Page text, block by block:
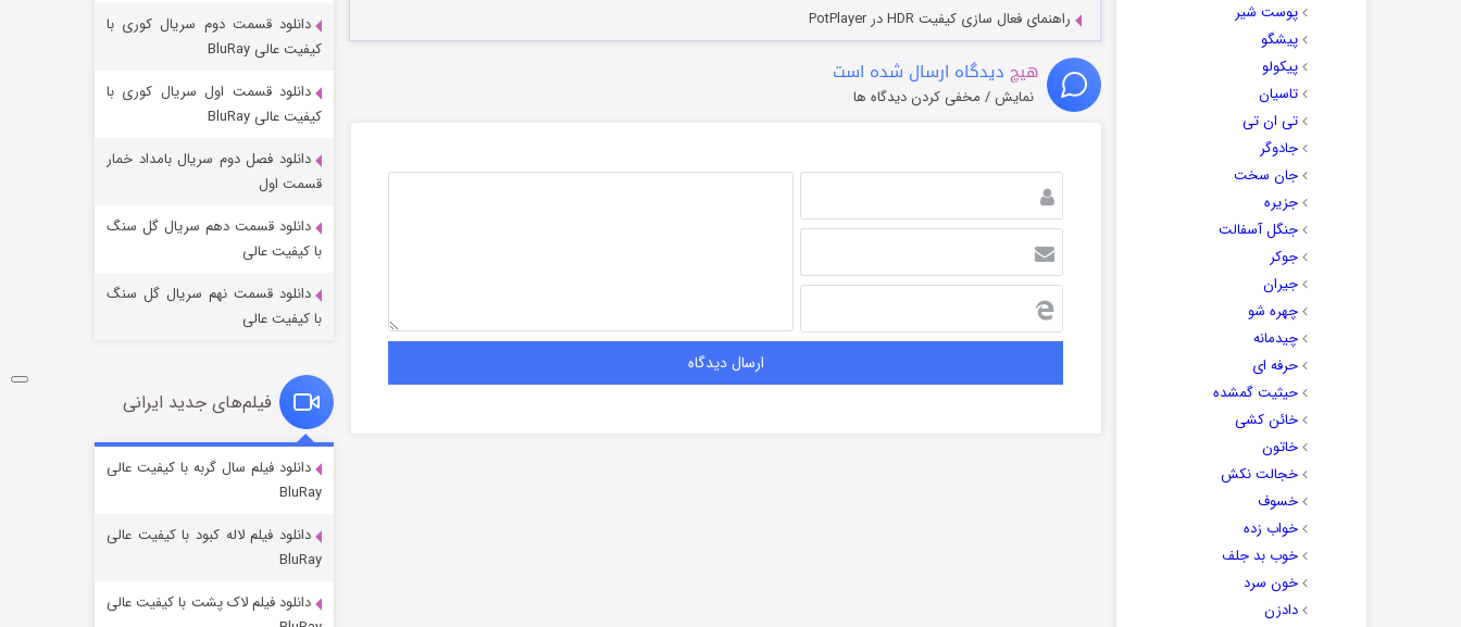
پوست شیر
پیشگو
پیکولو
تاسیان
تی ان تی
جادوگر
جان سخت
جزیره
جنگل آسفالت
جوکر
جیران
چهره شو
چیدمانه
حرفه ای
حیثیت گمشده
خائن کشی
خاتون
خجالت نکش
خسوف
خواب زده
خوب بد جلف
خون سرد
دادزن
راهنمای فعال سازی کیفیت HDR در PotPlayer
هیچ دیدگاه ارسال شده است
نمایش / مخفی کردن دیدگاه ها
شکست استوارت در نجات جهان
قسمت 7 (زیرنویس) منتشر شد
شوگر فصل ۲
قسمت
دانلود قسمت دوم سریال کوری با
کیفیت عالی BluRay
دانلود قسمت اول سریال کوری با
کیفیت عالی BluRay
دانلود فصل دوم سریال بامداد خمار
قسمت اول
دانلود قسمت دهم سریال گل سنگ
با کیفیت عالی
دانلود قسمت نهم سریال گل سنگ
با کیفیت عالی
فیلم‌های جدید ایرانی
دانلود فیلم سال گربه با کیفیت عالی
BluRay
دانلود فیلم لاله کبود با کیفیت عالی
BluRay
دانلود فیلم لاک پشت با کیفیت عالی